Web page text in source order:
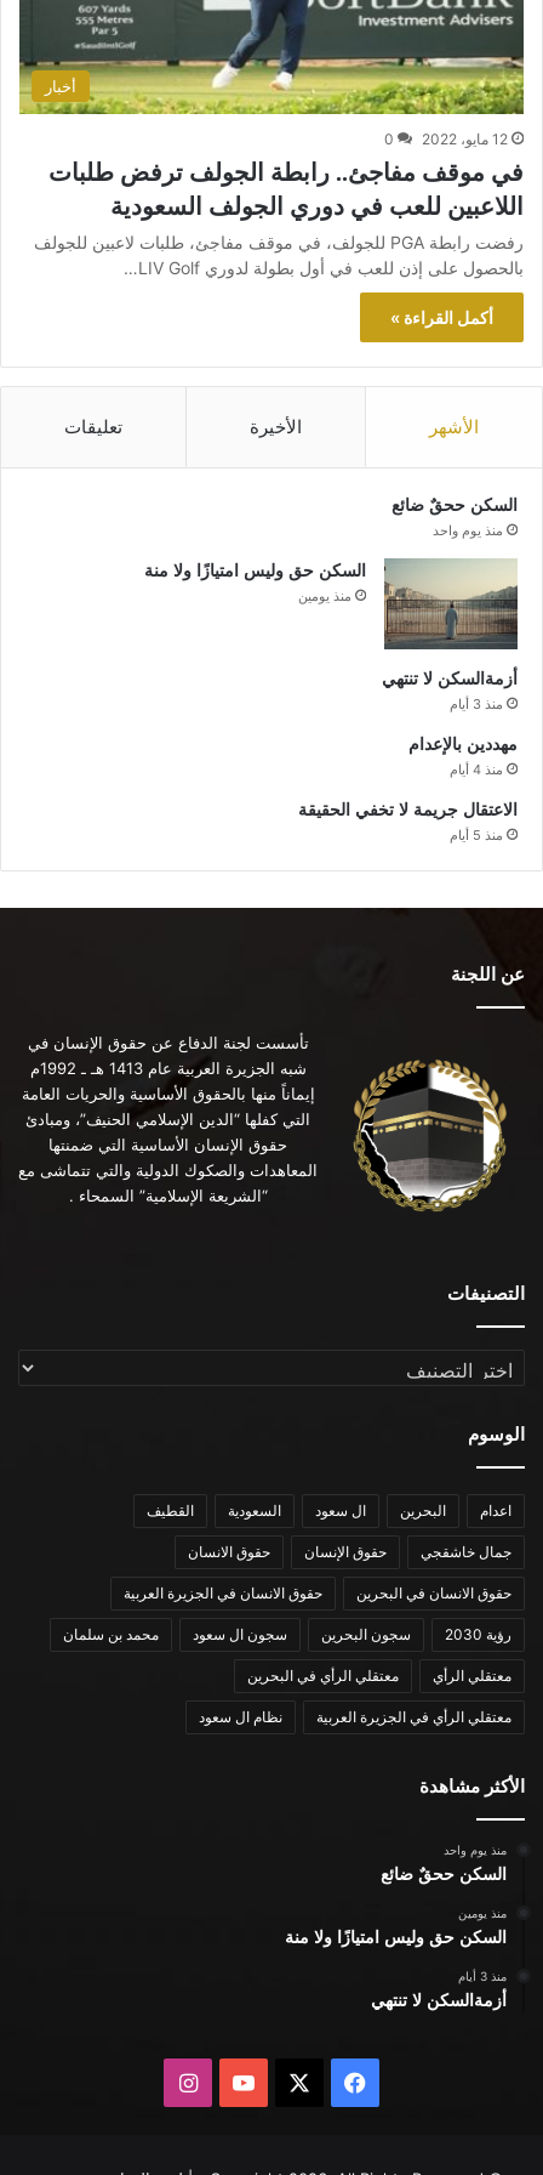
أخبار
12 مايو، 2022 0
في موقف مفاجئ.. رابطة الجولف ترفض طلبات
اللاعبين للعب في دوري الجولف السعودية
رفضت رابطة PGA للجولف، في موقف مفاجئ، طلبات لاعبين للجولف
بالحصول على إذن للعب في أول بطولة لدوري LIV Golf…
أكمل القراءة »
الأشهر الأخيرة تعليقات
السكن ححقٌ ضائع
منذ يوم واحد
السكن حق وليس امتيازًا ولا منة
منذ يومين
أزمةالسكن لا تنتهي
منذ 3 أيام
مهددين بالإعدام
منذ 4 أيام
الاعتقال جريمة لا تخفي الحقيقة
منذ 5 أيام
عن اللجنة
تأسست لجنة الدفاع عن حقوق الإنسان في
شبه الجزيرة العربية عام 1413 هـ ـ 1992م
إيماناً منها بالحقوق الأساسية والحريات العامة
التي كفلها “الدين الإسلامي الحنيف”، ومبادئ
حقوق الإنسان الأساسية التي ضمنتها
المعاهدات والصكوك الدولية والتي تتماشى مع
“الشريعة الإسلامية” السمحاء .
التصنيفات
التصنيفات
الوسوم
اعدام البحرين ال سعود السعودية القطيف
جمال خاشقجي حقوق الإنسان حقوق الانسان
حقوق الانسان في البحرين حقوق الانسان في الجزيرة العربية
رؤية 2030 سجون البحرين سجون ال سعود محمد بن سلمان
معتقلي الرأي معتقلي الرأي في البحرين
معتقلي الرأي في الجزيرة العربية نظام ال سعود
الأكثر مشاهدة
منذ يوم واحد
السكن ححقٌ ضائع
منذ يومين
السكن حق وليس امتيازًا ولا منة
منذ 3 أيام
أزمةالسكن لا تنتهي
فيسبوك يوتيوبانستقرام